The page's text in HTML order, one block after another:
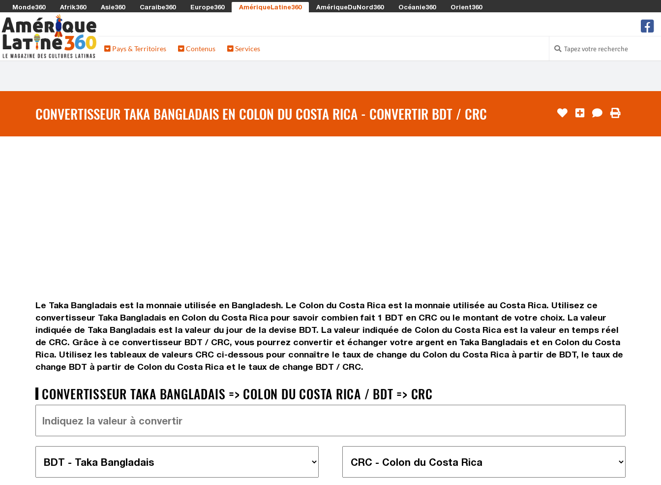
Monde360 Afrik360 Asie360 Caraibe360 Europe360 AmériqueLatine360 AmériqueDuNord360 Océanie360 Orient360
Pays & Territoires Contenus Services
CONVERTISSEUR TAKA BANGLADAIS EN COLON DU COSTA RICA - CONVERTIR BDT / CRC
Le Taka Bangladais est la monnaie utilisée en Bangladesh. Le Colon du Costa Rica est la monnaie utilisée au Costa Rica. Utilisez ce
convertisseur Taka Bangladais en Colon du Costa Rica pour savoir combien fait 1 BDT en CRC ou le montant de votre choix. La valeur
indiquée de Taka Bangladais est la valeur du jour de la devise BDT. La valeur indiquée de Colon du Costa Rica est la valeur en temps réel
de CRC. Grâce à ce convertisseur BDT / CRC, vous pourrez convertir et échanger votre argent en Taka Bangladais et en Colon du Costa
Rica. Utilisez les tableaux de valeurs CRC ci-dessous pour connaître le taux de change du Colon du Costa Rica à partir de BDT, le taux de
change BDT à partir de Colon du Costa Rica et le taux de change BDT / CRC.
CONVERTISSEUR TAKA BANGLADAIS => COLON DU COSTA RICA / BDT => CRC